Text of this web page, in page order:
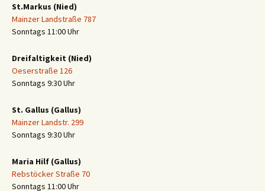
St.Markus (Nied)
Mainzer Landstraße 787
Sonntags 11:00 Uhr
Dreifaltigkeit (Nied)
Oeserstraße 126
Sonntags 9:30 Uhr
St. Gallus (Gallus)
Mainzer Landstr. 299
Sonntags 9:30 Uhr
Maria Hilf (Gallus)
Rebstöcker Straße 70
Sonntags 11:00 Uhr